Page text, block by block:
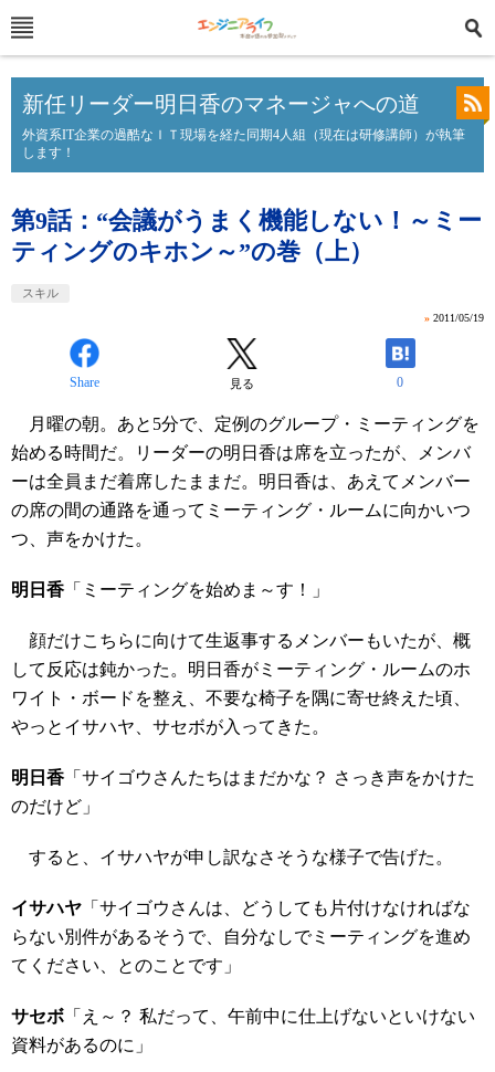
新任リーダー明日香のマネージャへの道
外資系IT企業の過酷なＩＴ現場を経た同期4人組（現在は研修講師）が執筆
します！
第9話：“会議がうまく機能しない！～ミー
ティングのキホン～”の巻（上）
スキル
» 2011/05/19
Share 見る 0
月曜の朝。あと5分で、定例のグループ・ミーティングを
始める時間だ。リーダーの明日香は席を立ったが、メンバ
ーは全員まだ着席したままだ。明日香は、あえてメンバー
の席の間の通路を通ってミーティング・ルームに向かいつ
つ、声をかけた。
明日香 「ミーティングを始めま～す！」
顔だけこちらに向けて生返事するメンバーもいたが、概
して反応は鈍かった。明日香がミーティング・ルームのホ
ワイト・ボードを整え、不要な椅子を隅に寄せ終えた頃、
やっとイサハヤ、サセボが入ってきた。
明日香 「サイゴウさんたちはまだかな？ さっき声をかけた
のだけど」
すると、イサハヤが申し訳なさそうな様子で告げた。
イサハヤ 「サイゴウさんは、どうしても片付けなければな
らない別件があるそうで、自分なしでミーティングを進め
てください、とのことです」
サセボ 「え～？ 私だって、午前中に仕上げないといけない
資料があるのに」